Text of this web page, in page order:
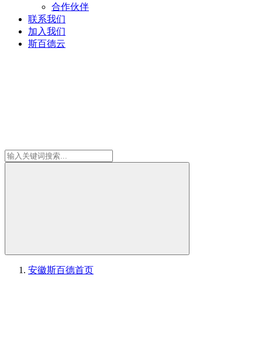
合作伙伴
联系我们
加入我们
斯百德云
安徽斯百德首页